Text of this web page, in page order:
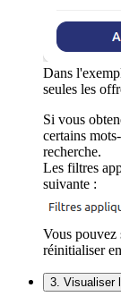
Dans
seules les
Si vous
certains
recherche.
Les filtres
suivante :
Vous pouvez
réinitialiser
3. Visualiser